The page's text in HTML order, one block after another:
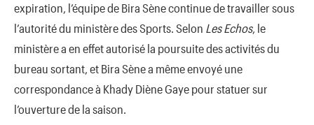
expiration, l’équipe de Bira Sène continue de travailler sous
l’autorité du ministère des Sports. Selon Les Echos, le
ministère a en effet autorisé la poursuite des activités du
bureau sortant, et Bira Sène a même envoyé une
correspondance à Khady Diène Gaye pour statuer sur
l’ouverture de la saison.